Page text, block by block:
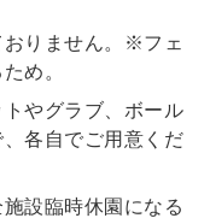
おりません。※フェ
め。
やグラブ、ボール
各自でご用意くだ
設臨時休園になる